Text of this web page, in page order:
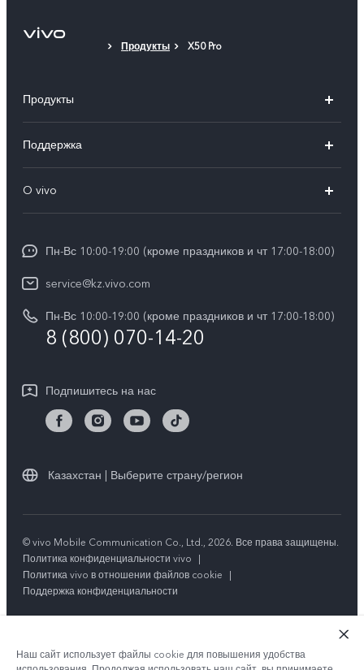
Продукты X50 Pro
Продукты
V40
V30 5G
Y36
TWS 3e
Поддержка
Сервисные центры
Funtouch OS
IMEI аутентификация
Обновление системы
Запрос хода ремонта
O vivo
Пресс-центр
Карьера в vivo
Юридическая информация
Центр конфиденциальности vivo
Стабильность
Пн-Вс 10:00-19:00 (кроме праздников и чт 17:00-18:00)
service@kz.vivo.com
Пн-Вс 10:00-19:00 (кроме праздников и чт 17:00-18:00)
8 (800) 070-14-20
Подпишитесь на нас
Казахстан | Выберите страну/регион
© vivo Mobile Communication Co., Ltd., 2026. Все права защищены.
Политика конфиденциальности vivo
|
Политика vivo в отношении файлов cookie
|
Поддержка конфиденциальности
Наш сайт использует файлы cookie для повышения удобства